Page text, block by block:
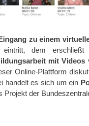
zu einem
eintritt, dem
mit Videos
Online-Plattform
handelt es sich um ein
Projekt der